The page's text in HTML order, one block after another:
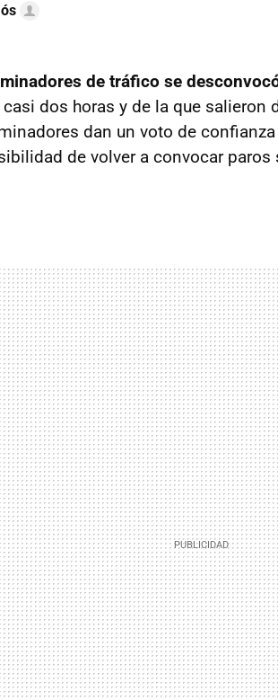
de tráfico se
dos horas y de la que salieron
dan un voto de
de volver a convocar